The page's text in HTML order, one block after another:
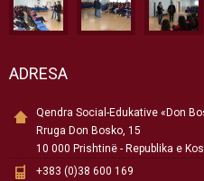
ADRESA
Qendra Social-Edukative «Don
Rruga Don Bosko, 15
10 000 Prishtinë - Republika e
+383 (0)38 600 169